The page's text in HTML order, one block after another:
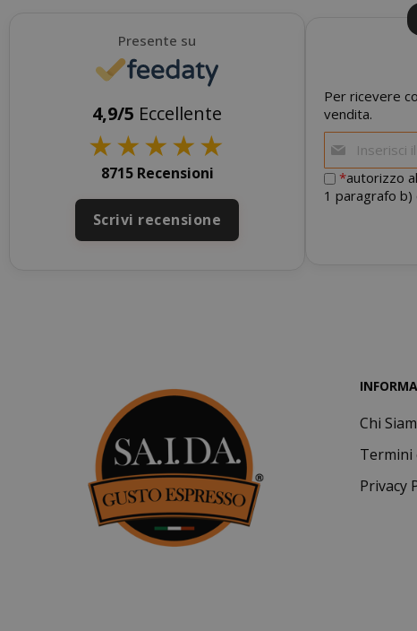
Presente su
4,9/5 Eccellente
★★★★★
8715 Recensioni
Scrivi recensione
Per ricevere
vendita.
*autorizzo
1 paragrafo b)
Chi
Termini
Privacy
dell'utente e la
strettamente
SID